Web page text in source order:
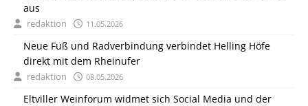
aus
redaktion 11.05.2026
Neue Fuß und Radverbindung verbindet Helling Höfe
direkt mit dem Rheinufer
redaktion 08.05.2026
Eltviller Weinforum widmet sich Social Media und der